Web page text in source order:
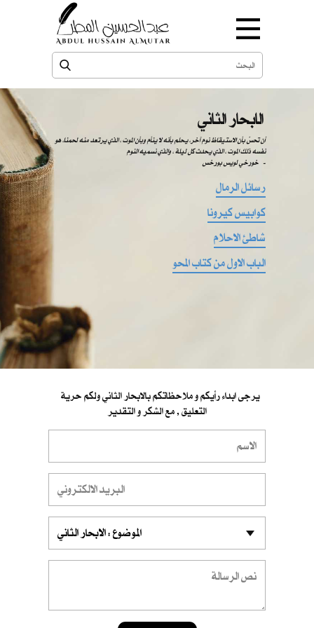
الابحار الثاني
​​ أن تحسّ بأن الاستيقاظ نوم آخر، يحلم بأنه لا ينأم وبأن الموت ، الذي يرتعد منه لحمنا، هو
نفسه ذلك الموت ، الذي يحدث كل ليلة ، والذي نسميه النوم
-
رسائل الرمال
كوابيس كيرونا
شاطئ الاحلام
الباب الاول من كتاب المحو
التعليق , مع الشكر و التقدير